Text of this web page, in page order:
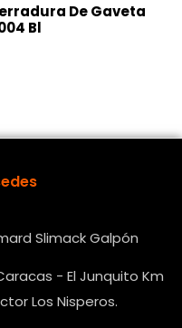
De Gaveta
Bl
Slimack Galpón
- El Junquito Km
Los Nisperos.